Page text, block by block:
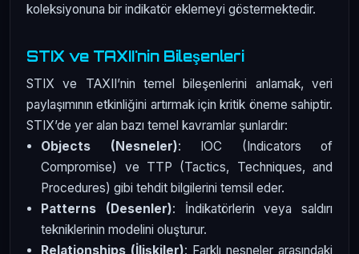
koleksiyonuna bir indikatör eklemeyi göstermektedir.
STIX ve TAXII'nin Bileşenleri
STIX ve TAXII’nin temel bileşenlerini anlamak, veri
paylaşımının etkinliğini artırmak için kritik öneme sahiptir.
STIX’de yer alan bazı temel kavramlar şunlardır:
Objects (Nesneler): IOC (Indicators of
Compromise) ve TTP (Tactics, Techniques, and
Procedures) gibi tehdit bilgilerini temsil eder.
Patterns (Desenler): İndikatörlerin veya saldırı
tekniklerinin modelini oluşturur.
Relationships (İlişkiler): Farklı nesneler arasındaki